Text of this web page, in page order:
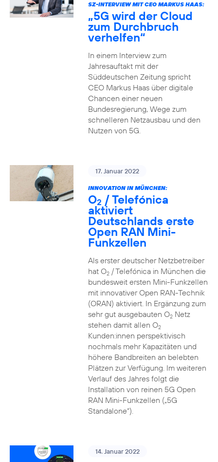
SZ-INTERVIEW MIT CEO MARKUS HAAS:
„5G wird der Cloud
zum Durchbruch
verhelfen“
In einem Interview zum
Jahresauftakt mit der
Süddeutschen Zeitung spricht
CEO Markus Haas über digitale
Chancen einer neuen
Bundesregierung, Wege zum
schnelleren Netzausbau und den
Nutzen von 5G.
17. Januar 2022
INNOVATION IN MÜNCHEN:
O2 / Telefónica
aktiviert
Deutschlands erste
Open RAN Mini-
Funkzellen
Als erster deutscher Netzbetreiber
hat O2/ Telefónica in München die
bundesweit ersten Mini-Funkzellen
mit innovativer Open RAN-Technik
(ORAN) aktiviert. In Ergänzung zum
sehr gut ausgebauten O2Netz
stehen damit allen O2
Kunden:innen perspektivisch
nochmals mehr Kapazitäten und
höhere Bandbreiten an belebten
Plätzen zur Verfügung. Im weiteren
Verlauf des Jahres folgt die
Installation von reinen 5G Open
RAN Mini-Funkzellen („5G
Standalone“).
14. Januar 2022